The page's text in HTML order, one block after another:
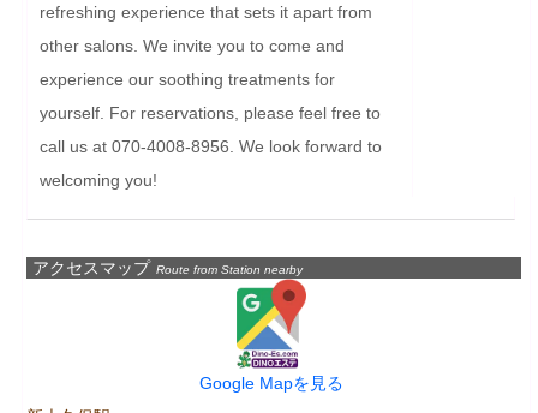
refreshing experience that sets it apart from
other salons. We invite you to come and
experience our soothing treatments for
yourself. For reservations, please feel free to
call us at 070-4008-8956. We look forward to
welcoming you!
アクセスマップ Route from Station nearby
Google Mapを見る